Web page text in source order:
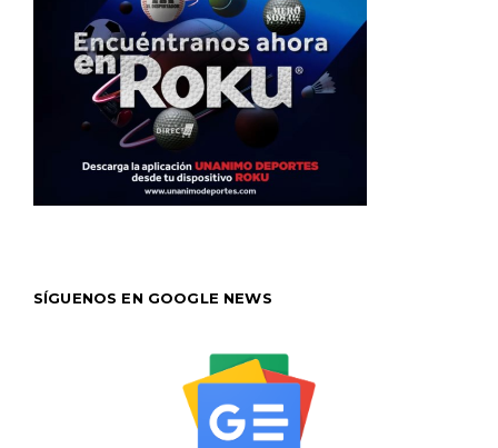
SÍGUENOS EN GOOGLE NEWS